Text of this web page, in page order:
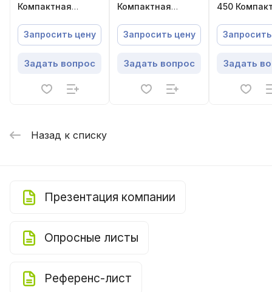
Компактная
вытяжная
установка с
регенератором
Запросить цену
Задать вопрос
Компактная
вытяжная
установка с
регенератором
Запросить цену
Задать вопрос
450
вытяжная
установка с
Задать
Назад к списку
Презентация компании
Опросные листы
Референс-лист